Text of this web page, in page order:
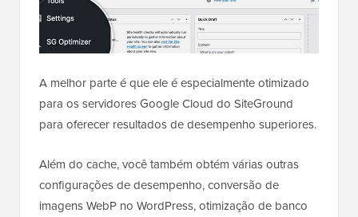
A melhor parte é que ele é especialmente otimizado
para os servidores Google Cloud do SiteGround
para oferecer resultados de desempenho superiores.
Além do cache, você também obtém várias outras
configurações de desempenho, conversão de
imagens WebP no WordPress, otimização de banco